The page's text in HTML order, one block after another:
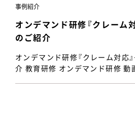
事例紹介
オンデマンド研修『クレーム
のご紹介
オンデマンド研修『クレーム対応
介 教育研修 オンデマンド研修 動